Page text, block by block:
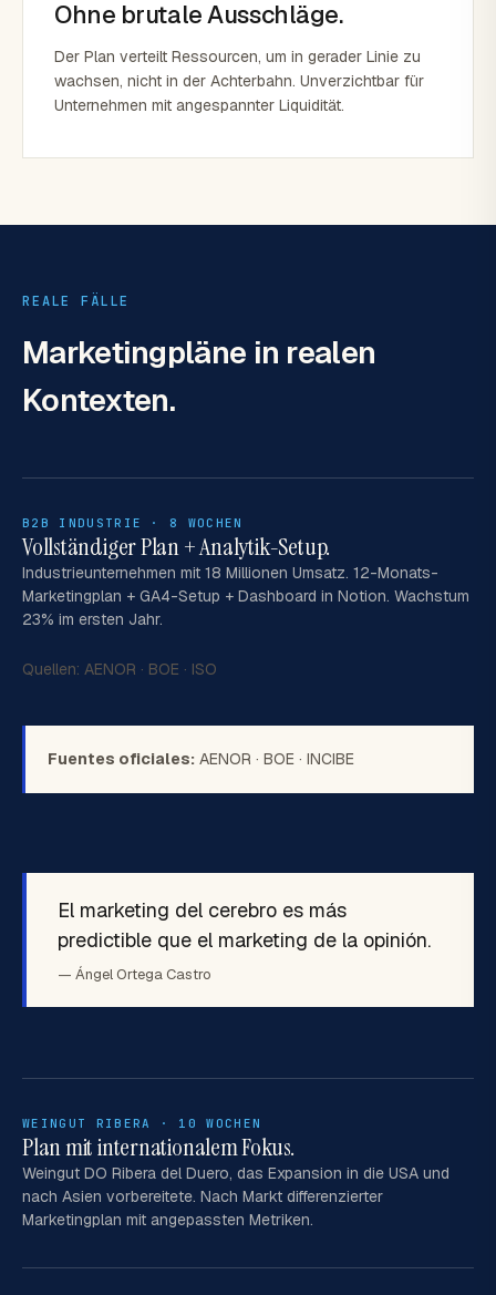
Ohne brutale Ausschläge.
Der Plan verteilt Ressourcen, um in gerader Linie zu
wachsen, nicht in der Achterbahn. Unverzichtbar für
Unternehmen mit angespannter Liquidität.
REALE FÄLLE
Marketingpläne in realen
Kontexten.
B2B INDUSTRIE · 8 WOCHEN
Vollständiger Plan + Analytik-Setup.
Industrieunternehmen mit 18 Millionen Umsatz. 12-Monats-
Marketingplan + GA4-Setup + Dashboard in Notion. Wachstum
23% im ersten Jahr.
Quellen: AENOR · BOE · ISO
Fuentes oficiales: AENOR · BOE · INCIBE
El marketing del cerebro es más
predictible que el marketing de la opinión.
— Ángel Ortega Castro
WEINGUT RIBERA · 10 WOCHEN
Plan mit internationalem Fokus.
Weingut DO Ribera del Duero, das Expansion in die USA und
nach Asien vorbereitete. Nach Markt differenzierter
Marketingplan mit angepassten Metriken.